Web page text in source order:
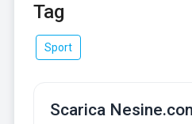
Tag
Sport
Scarica